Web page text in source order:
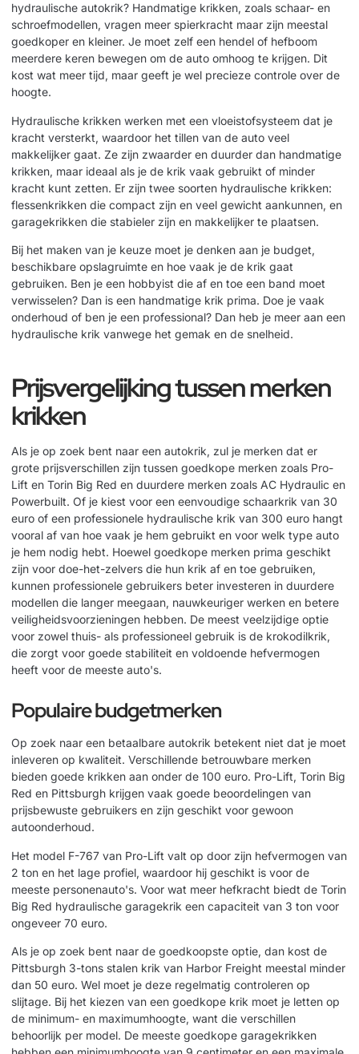
hydraulische autokrik? Handmatige krikken, zoals schaar- en
schroefmodellen, vragen meer spierkracht maar zijn meestal
goedkoper en kleiner. Je moet zelf een hendel of hefboom
meerdere keren bewegen om de auto omhoog te krijgen. Dit
kost wat meer tijd, maar geeft je wel precieze controle over de
hoogte.
Hydraulische krikken werken met een vloeistofsysteem dat je
kracht versterkt, waardoor het tillen van de auto veel
makkelijker gaat. Ze zijn zwaarder en duurder dan handmatige
krikken, maar ideaal als je de krik vaak gebruikt of minder
kracht kunt zetten. Er zijn twee soorten hydraulische krikken:
flessenkrikken die compact zijn en veel gewicht aankunnen, en
garagekrikken die stabieler zijn en makkelijker te plaatsen.
Bij het maken van je keuze moet je denken aan je budget,
beschikbare opslagruimte en hoe vaak je de krik gaat
gebruiken. Ben je een hobbyist die af en toe een band moet
verwisselen? Dan is een handmatige krik prima. Doe je vaak
onderhoud of ben je een professional? Dan heb je meer aan een
hydraulische krik vanwege het gemak en de snelheid.
Prijsvergelijking tussen merken
krikken
Als je op zoek bent naar een autokrik, zul je merken dat er
grote prijsverschillen zijn tussen goedkope merken zoals Pro-
Lift en Torin Big Red en duurdere merken zoals AC Hydraulic en
Powerbuilt. Of je kiest voor een eenvoudige schaarkrik van 30
euro of een professionele hydraulische krik van 300 euro hangt
vooral af van hoe vaak je hem gebruikt en voor welk type auto
je hem nodig hebt. Hoewel goedkope merken prima geschikt
zijn voor doe-het-zelvers die hun krik af en toe gebruiken,
kunnen professionele gebruikers beter investeren in duurdere
modellen die langer meegaan, nauwkeuriger werken en betere
veiligheidsvoorzieningen hebben. De meest veelzijdige optie
voor zowel thuis- als professioneel gebruik is de krokodilkrik,
die zorgt voor goede stabiliteit en voldoende hefvermogen
heeft voor de meeste auto's.
Populaire budgetmerken
Op zoek naar een betaalbare autokrik betekent niet dat je moet
inleveren op kwaliteit. Verschillende betrouwbare merken
bieden goede krikken aan onder de 100 euro. Pro-Lift, Torin Big
Red en Pittsburgh krijgen vaak goede beoordelingen van
prijsbewuste gebruikers en zijn geschikt voor gewoon
autoonderhoud.
Het model F-767 van Pro-Lift valt op door zijn hefvermogen van
2 ton en het lage profiel, waardoor hij geschikt is voor de
meeste personenauto's. Voor wat meer hefkracht biedt de Torin
Big Red hydraulische garagekrik een capaciteit van 3 ton voor
ongeveer 70 euro.
Als je op zoek bent naar de goedkoopste optie, dan kost de
Pittsburgh 3-tons stalen krik van Harbor Freight meestal minder
dan 50 euro. Wel moet je deze regelmatig controleren op
slijtage. Bij het kiezen van een goedkope krik moet je letten op
de minimum- en maximumhoogte, want die verschillen
behoorlijk per model. De meeste goedkope garagekrikken